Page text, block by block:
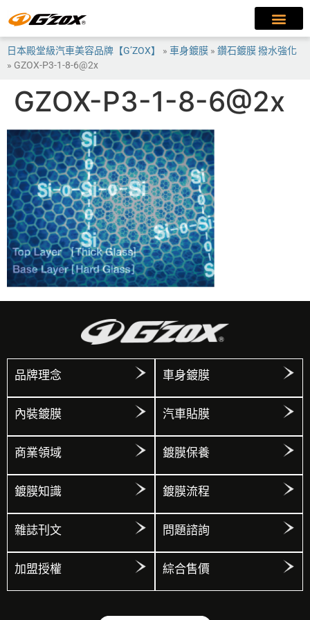
日本殿堂級汽車美容品牌【G’ZOX】 » 車身鍍膜 » 鑽石鍍膜 撥水強化
» GZOX-P3-1-8-6@2x
GZOX-P3-1-8-6@2x
品牌理念 車身鍍膜
內裝鍍膜 汽車貼膜
商業領域 鍍膜保養
鍍膜知識 鍍膜流程
雜誌刊文 問題諮詢
加盟授權 綜合售價